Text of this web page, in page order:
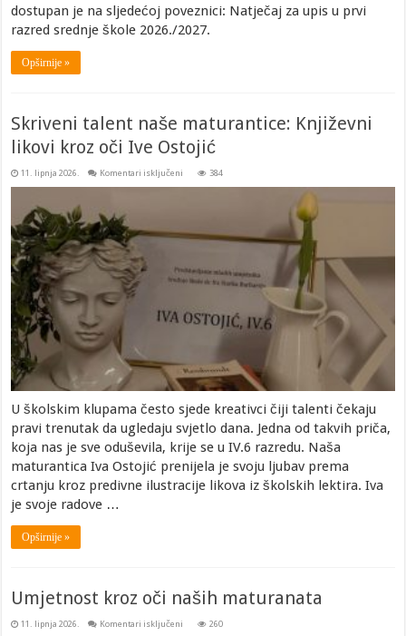
dostupan je na sljedećoj poveznici: Natječaj za upis u prvi
razred srednje škole 2026./2027.
Opširnije »
Skriveni talent naše maturantice: Književni
likovi kroz oči Ive Ostojić
11. lipnja 2026. Komentari isključeni
likovi
kroz
Ostojić
384
U školskim klupama često sjede kreativci čiji talenti čekaju
pravi trenutak da ugledaju svjetlo dana. Jedna od takvih priča,
koja nas je sve oduševila, krije se u IV.6 razredu. Naša
maturantica Iva Ostojić prenijela je svoju ljubav prema
crtanju kroz predivne ilustracije likova iz školskih lektira. Iva
je svoje radove …
Opširnije »
Umjetnost kroz oči naših maturanata
11. lipnja 2026. Komentari isključeni 260